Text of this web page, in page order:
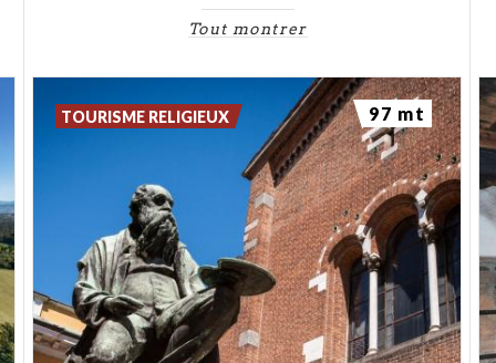
Tout montrer
TOURISME RELIGIEUX 97 mt